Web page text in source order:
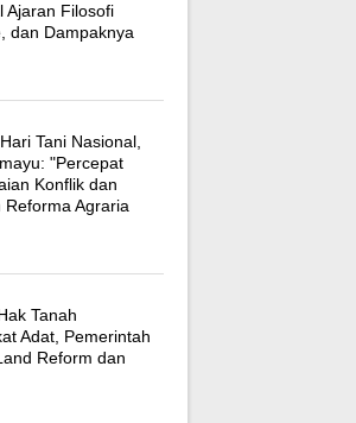
Ajaran Filosofi
dan Dampaknya
Tani Nasional,
"Percepat
Konflik dan
Reforma Agraria
Tanah
Adat, Pemerintah
Reform dan